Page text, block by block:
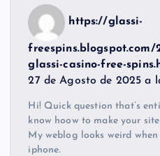
https://glassi-
glassi-casino-free-
27 de Agosto de 2025 a
Hi! Quick question that’s
know hoow to make your
My weblog looks weird
iphone.